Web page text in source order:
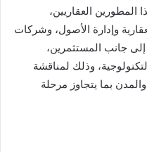
المطورين العقاريين،
وإدارة الأصول، وشركات
إلى جانب المستثمرين،
وذلك لمناقشة
بما يتجاوز مرحلة